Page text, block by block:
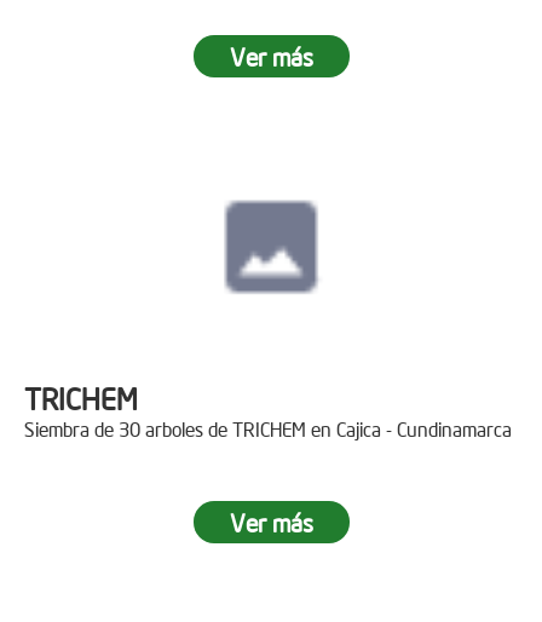
Ver más
TRICHEM
Siembra de 30 arboles de TRICHEM en Cajica - Cundinamarca
Ver más